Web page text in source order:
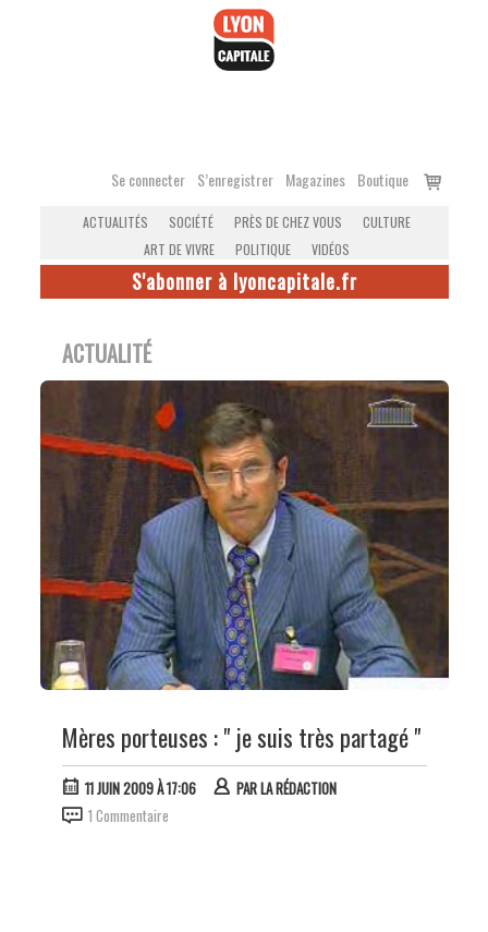
Se connecter S’enregistrer Magazines Boutique
Voir
ACTUALITÉS SOCIÉTÉ PRÈS DE CHEZ VOUS
CULTURE
ART DE VIVRE
POLITIQUE VIDÉOS
S'abonner à lyoncapitale.fr
ACTUALITÉ
Mères porteuses : " je suis très partagé "
11 JUIN 2009 À 17:06 PARLA RÉDACTION
1 Commentaire